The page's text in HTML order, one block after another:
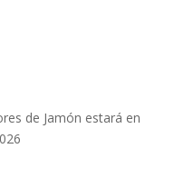
de Jamón estará en